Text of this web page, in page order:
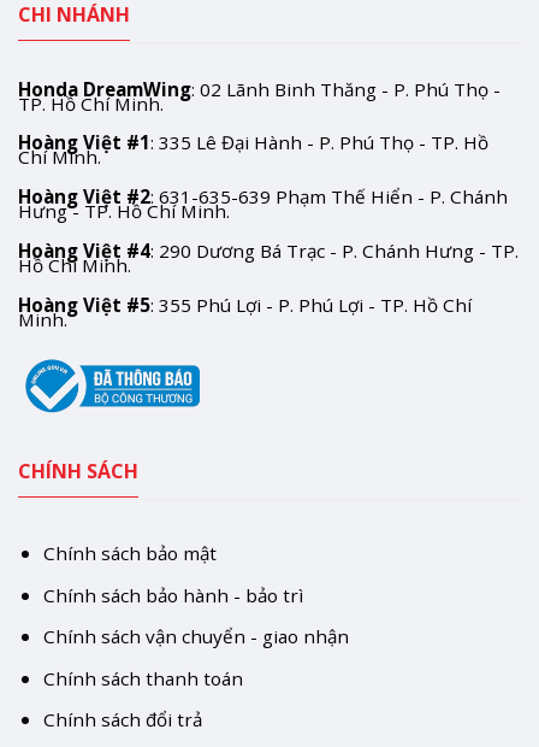
CHI NHÁNH
Honda DreamWing: 02 Lãnh Binh Thăng - P. Phú Thọ -
TP. Hồ Chí Minh.
Hoàng Việt #1: 335 Lê Đại Hành - P. Phú Thọ - TP. Hồ
Chí Minh.
Hoàng Việt #2: 631-635-639 Phạm Thế Hiển - P. Chánh
Hưng - TP. Hồ Chí Minh.
Hoàng Việt #4: 290 Dương Bá Trạc - P. Chánh Hưng - TP.
Hồ Chí Minh.
Hoàng Việt #5: 355 Phú Lợi - P. Phú Lợi - TP. Hồ Chí
Minh.
CHÍNH SÁCH
Chính sách bảo mật
Chính sách bảo hành - bảo trì
Chính sách vận chuyển - giao nhận
Chính sách thanh toán
Chính sách đổi trả